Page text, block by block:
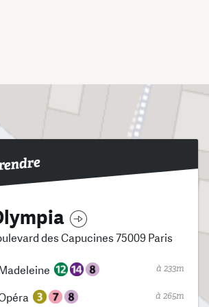
des Capucines 75009 Paris
à 233m
à 265m